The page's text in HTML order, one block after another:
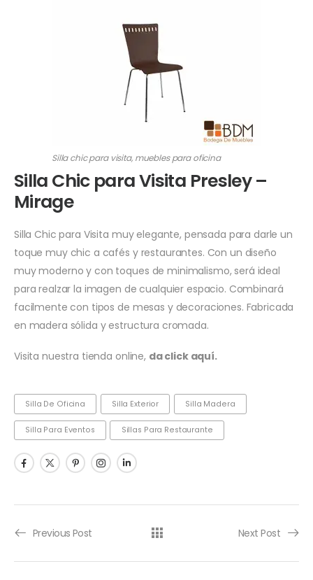
Silla chic para visita, muebles para oficina
Silla Chic para Visita Presley –
Mirage
Silla Chic para Visita muy elegante, pensada para darle un
toque muy chic a cafés y restaurantes. Con un diseño
muy moderno y con toques de minimalismo, será ideal
para realzar la imagen de cualquier espacio. Combinará
facilmente con tipos de mesas y decoraciones. Fabricada
en madera sólida y estructura cromada.
Visita nuestra tienda online, da click aquí.
Silla De Oficina Silla Exterior Silla Madera
Silla Para Eventos Sillas Para Restaurante
Previous Post Next Post